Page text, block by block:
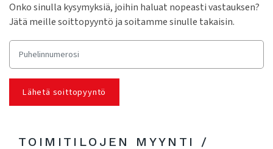
Onko sinulla kysymyksiä, joihin haluat nopeasti vastauksen?
Jätä meille soittopyyntö ja soitamme sinulle takaisin.
Puhelinnumerosi
TOIMITILOJEN MYYNTI /